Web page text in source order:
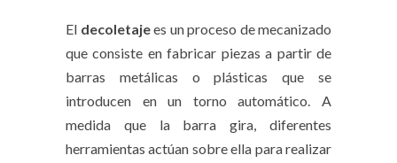
El decoletajees un proceso de mecanizado
que consiste en fabricar piezas a partir de
barras metálicas o plásticas que se
introducen en un torno automático. A
medida que la barra gira, diferentes
herramientas actúan sobre ella para realizar